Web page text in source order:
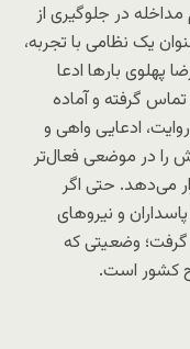
مداخله در جلوگیری از
یک نظامی با تجربه،
پهلوی بارها ادعا
گرفته و آماده
ادعایی واهی و
را در موضعی فعال‌تر
می‌دهد. حتی اگر
و نیروهای
گرفت؛ وضعیتی که
کشور است.